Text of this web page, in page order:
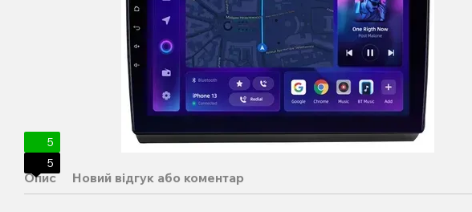
5
5
Опис Новий відгук або коментар